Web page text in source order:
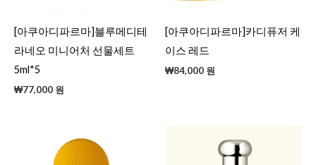
[아쿠아디파르마]블루메디테
라네오 미니어처 선물세트
5ml*5
₩77,000 원
[아쿠아디파르마]카디퓨저 케
이스 레드
₩84,000 원